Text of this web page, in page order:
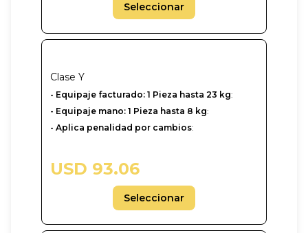
Seleccionar
Clase Y
-‎ Equipaje facturado: 1 Pieza hasta 23 kg:
- Equipaje mano: 1 Pieza hasta 8 kg:
- Aplica penalidad por cambios:
USD 93.06
Seleccionar